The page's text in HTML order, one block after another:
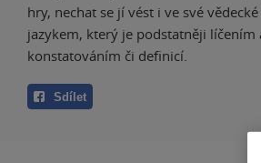
hry, nechat se jí vést i ve své
jazykem, který je podstatněji
konstatováním či definicí.
Sdílet